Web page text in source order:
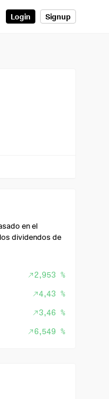
Login Signup
en el
dividendos de
2,953 %
4,43 %
3,46 %
6,549 %